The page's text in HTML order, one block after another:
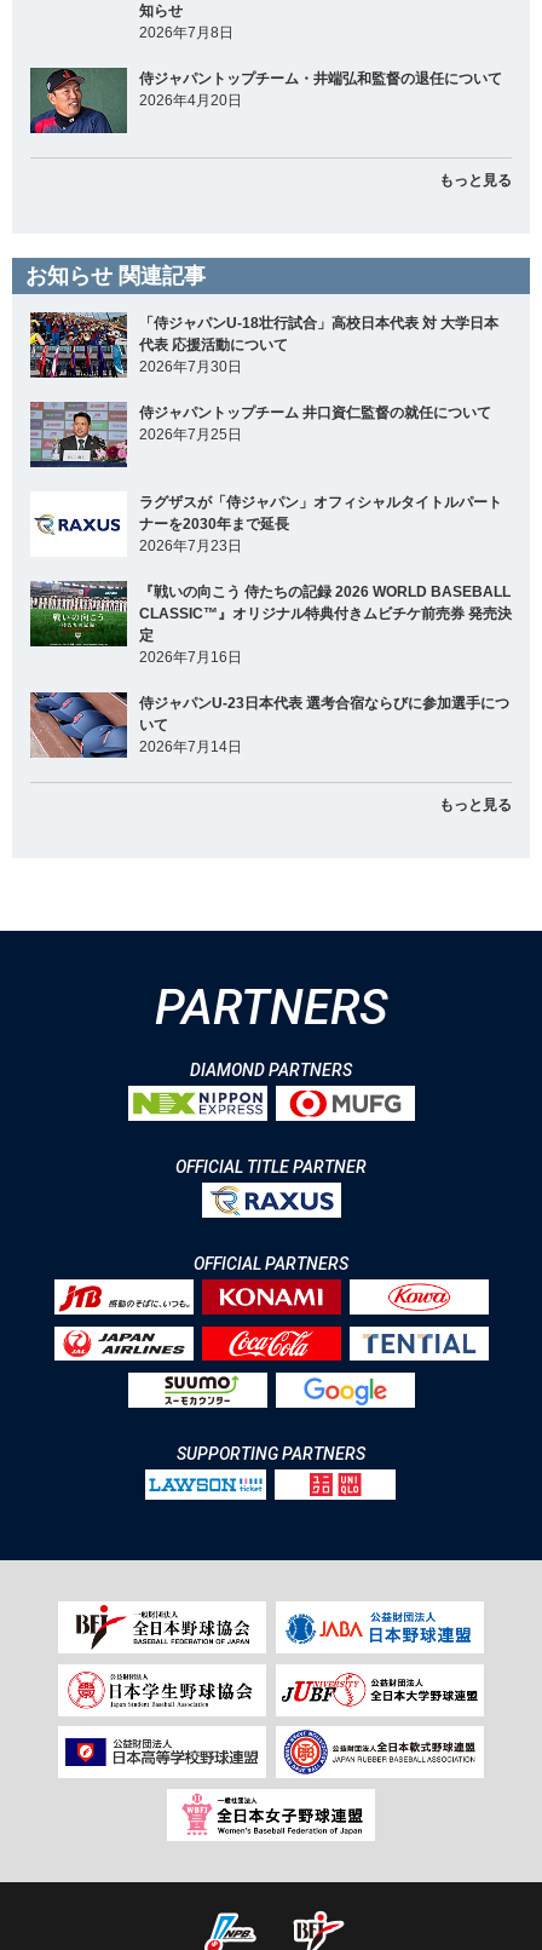
知らせ
2026年7月8日
侍ジャパントップチーム・井端弘和監督の退任について
2026年4月20日
もっと見る
お知らせ 関連記事
「侍ジャパンU-18壮行試合」高校日本代表 対 大学日本
代表 応援活動について
2026年7月30日
侍ジャパントップチーム 井口資仁監督の就任について
2026年7月25日
ラグザスが「侍ジャパン」オフィシャルタイトルパート
ナーを2030年まで延長
2026年7月23日
『戦いの向こう 侍たちの記録 2026 WORLD BASEBALL
CLASSIC™』オリジナル特典付きムビチケ前売券 発売決
定
2026年7月16日
侍ジャパンU-23日本代表 選考合宿ならびに参加選手につ
いて
2026年7月14日
もっと見る
PARTNERS
DIAMOND PARTNERS
OFFICIAL TITLE PARTNER
OFFICIAL PARTNERS
SUPPORTING PARTNERS